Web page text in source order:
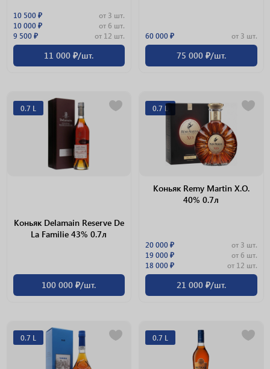
10 500 ₽
от 3 шт.
10 000 ₽
от 6 шт.
9 500 ₽
от 12 шт.
11 000 ₽/шт.
60 000 ₽ от 3 шт.
75 000 ₽/шт.
0.7 L
Коньяк Delamain Reserve De
La Familie 43% 0.7л
100 000 ₽/шт.
0.7 L
Коньяк Remy Martin X.O.
40% 0.7л
20 000 ₽
от 3 шт.
19 000 ₽
от 6 шт.
18 000 ₽
от 12 шт.
21 000 ₽/шт.
0.7 L 0.7 L